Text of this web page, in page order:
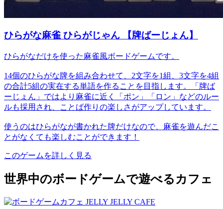
ひらがな麻雀 ひらがじゃん 【牌ばーじょん】
ひらがなだけを使った麻雀風ボードゲームです。
14個のひらがな牌を組み合わせて、2文字を1組、3文字を4組
の合計5組の実在する単語を作ることを目指します。「牌ば
ーじょん」ではより麻雀に近く「ポン」「ロン」などのルー
ルも採用され、ことば作りの楽しさがアップしています。
使うのはひらがなが書かれた牌だけなので、麻雀を遊んだこ
とがなくても楽しむことができます！
このゲームを詳しく見る
世界中のボードゲームで遊べるカフェ